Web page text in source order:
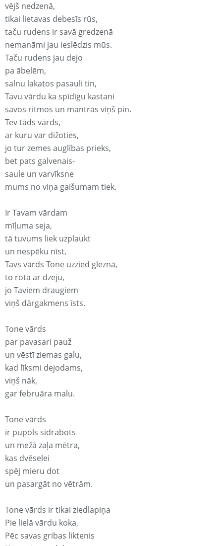
vējš nedzenā,
tikai lietavas debesīs rūs,
taču rudens ir savā gredzenā
nemanāmi jau ieslēdzis mūs.
Taču rudens jau dejo
pa ābelēm,
salnu lakatos pasauli tin,
Tavu vārdu ka spīdīgu kastani
savos ritmos un mantrās viņš pin.
Tev tāds vārds,
ar kuru var dižoties,
jo tur zemes auglības prieks,
bet pats galvenais-
saule un varvīksne
mums no viņa gaišumam tiek.
Ir Tavam vārdam
mīļuma seja,
tā tuvums liek uzplaukt
un nespēku nīst,
Tavs vārds Tone uzzied gleznā,
to rotā ar dzeju,
jo Taviem draugiem
viņš dārgakmens īsts.
Tone vārds
par pavasari pauž
un vēstī ziemas galu,
kad līksmi dejodams,
viņš nāk,
gar februāra malu.
Tone vārds
ir pūpols sidrabots
un mežā zaļa mētra,
kas dvēselei
spēj mieru dot
un pasargāt no vētrām.
Tone vārds ir tikai ziedlapiņa
Pie lielā vārdu koka,
Pēc savas gribas liktenis